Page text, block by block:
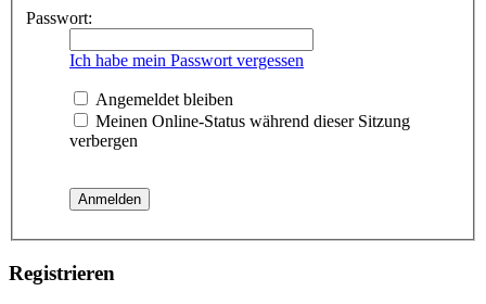
Passwort:
Ich habe mein Passwort vergessen
Angemeldet bleiben
Meinen Online-Status während dieser Sitzung
verbergen
Registrieren